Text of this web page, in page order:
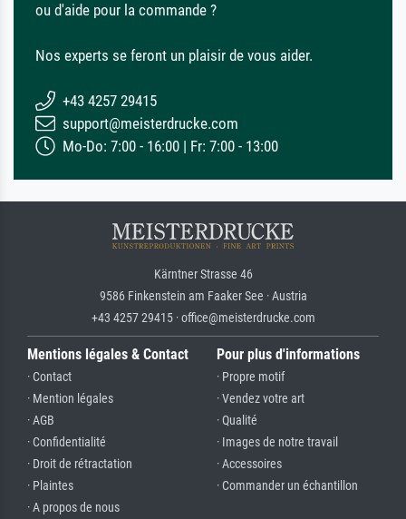
ou d'aide pour la commande ?
Nos experts se feront un plaisir de vous aider.
+43 4257 29415
support@meisterdrucke.com
Mo-Do: 7:00 - 16:00 | Fr: 7:00 - 13:00
Kärntner Strasse 46
9586 Finkenstein am Faaker See · Austria
+43 4257 29415 · office@meisterdrucke.com
Mentions légales & Contact
· Contact
· Mention légales
· AGB
· Confidentialité
· Droit de rétractation
· Plaintes
· A propos de nous
Pour plus d'informations
· Propre motif
· Vendez votre art
· Qualité
· Images de notre travail
· Accessoires
· Commander un échantillon